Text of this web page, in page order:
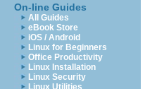
On-line Guides
All Guides
eBook Store
iOS / Android
Linux for Beginners
Office Productivity
Linux Installation
Linux Security
Linux Utilities